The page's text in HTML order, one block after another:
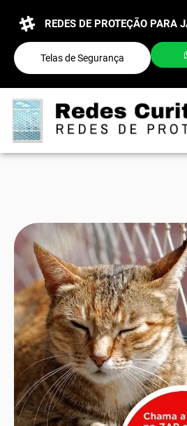
REDES DE PROTEÇÃO PARA
Telas de Segurança